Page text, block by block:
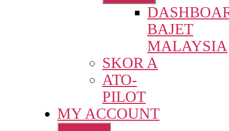
menu
BAJET
MALAYSIA
SKOR A
ATO-
PILOT
MY ACCOUNT